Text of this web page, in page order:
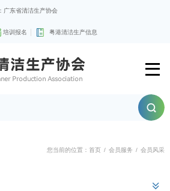
广东省清洁生产协会
培训报名 粤港清洁生产信息
您当前的位置：首页 / 会员服务 / 会员风采